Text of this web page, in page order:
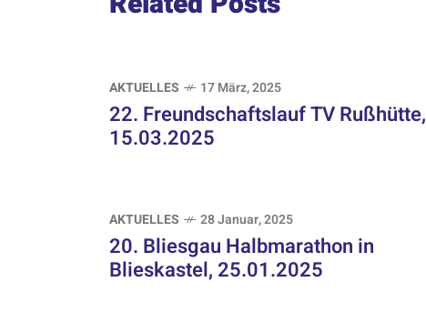
AKTUELLES 17 März, 2025
22. Freundschaftslauf TV Rußhütte,
15.03.2025
AKTUELLES 28 Januar, 2025
20. Bliesgau Halbmarathon in
Blieskastel, 25.01.2025